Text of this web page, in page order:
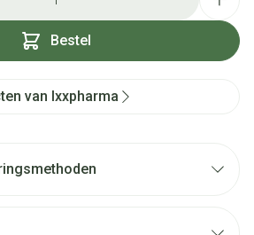
Bestel
van Ixxpharma